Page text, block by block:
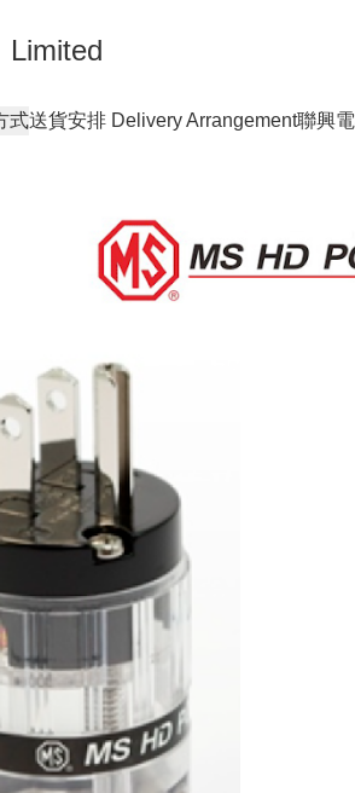
Limited
式送貨安排 Delivery Arrangement聯興